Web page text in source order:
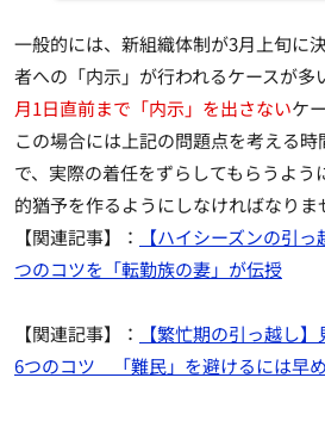
一般的には、新組織体制が3月上旬に
者への「内示」が行われるケースが多
月1日直前まで「内示」を出さないケ
この場合には上記の問題点を考える
で、 実際の着任をずらしてもらうよう
的猶予を作るようにしなければなりま
【関連記事】：
【ハイシーズンの引
つのコツを「転勤族の妻」が伝授
【関連記事】：
【繁忙期の引っ越し
6つのコツ 「難民」を避けるには早